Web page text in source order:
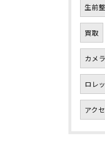
生前
買取
カメラ
ロレ
アク